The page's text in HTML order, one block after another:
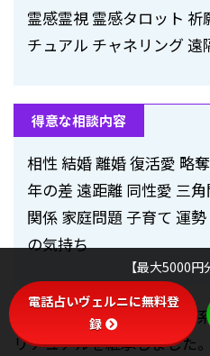
霊感霊視 霊感タロット 祈
チュアル チャネリング 遠
得意な相談内容
相性 結婚 離婚 復活愛 略
年の差 遠距離 同性愛 三
関係 家庭問題 子育て 運
の気持ち
加寿子先生は、霊媒師の家
リチュアルを継承しました。
【最大5000円
電話占いヴェルニに無料登
録